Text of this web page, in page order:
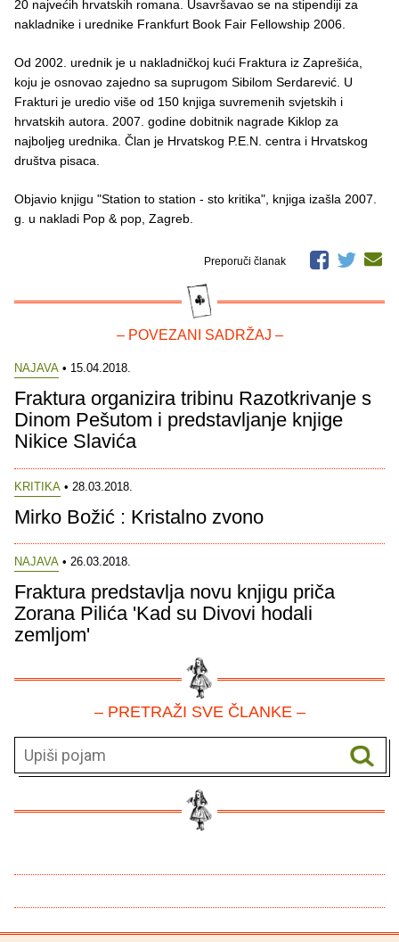
20 najvećih hrvatskih romana. Usavršavao se na stipendiji za
nakladnike i urednike Frankfurt Book Fair Fellowship 2006.
Od 2002. urednik je u nakladničkoj kući Fraktura iz Zaprešića,
koju je osnovao zajedno sa suprugom Sibilom Serdarević. U
Frakturi je uredio više od 150 knjiga suvremenih svjetskih i
hrvatskih autora. 2007. godine dobitnik nagrade Kiklop za
najboljeg urednika. Član je Hrvatskog P.E.N. centra i Hrvatskog
društva pisaca.
Objavio knjigu "Station to station - sto kritika", knjiga izašla 2007.
g. u nakladi Pop & pop, Zagreb.
Preporuči članak
– POVEZANI SADRŽAJ –
NAJAVA • 15.04.2018.
Fraktura organizira tribinu Razotkrivanje s
Dinom Pešutom i predstavljanje knjige
Nikice Slavića
KRITIKA • 28.03.2018.
Mirko Božić : Kristalno zvono
NAJAVA • 26.03.2018.
Fraktura predstavlja novu knjigu priča
Zorana Pilića 'Kad su Divovi hodali
zemljom'
– PRETRAŽI SVE ČLANKE –